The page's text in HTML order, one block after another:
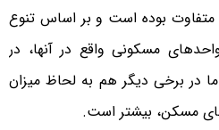
بوده است و بر اساس تنوع
مسکونی واقع در آنها، در
در برخی دیگر هم به لحاظ میزان
مسکن، بیشتر است.